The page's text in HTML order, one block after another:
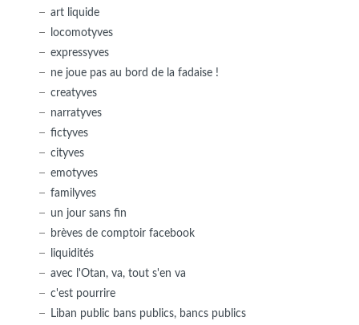
art liquide
locomotyves
expressyves
ne joue pas au bord de la fadaise !
creatyves
narratyves
fictyves
cityves
emotyves
familyves
un jour sans fin
brèves de comptoir facebook
liquidités
avec l'Otan, va, tout s'en va
c'est pourrire
Liban public bans publics, bancs publics